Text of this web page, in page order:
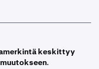
keskittyy
.